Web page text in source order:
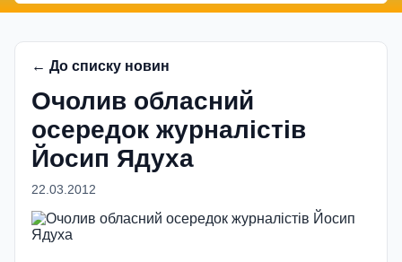
← До списку новин
Очолив обласний
осередок журналістів
Йосип Ядуха
22.03.2012